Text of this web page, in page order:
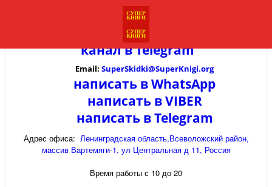
канал вTelegram
Email: SuperSkidki@SuperKnigi.org
написать в WhatsApp
написать в VIBER
написать в Telegram
Адрес офиса: Ленинградская область,Всеволожский район,
массив Вартемяги-1, ул Центральная д 11, Россия
Время работы с 10 до 20